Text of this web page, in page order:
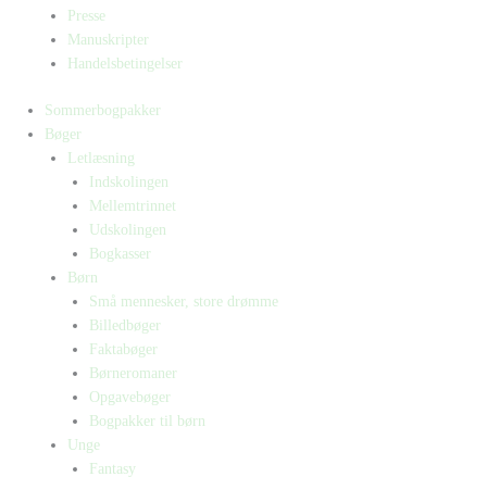
Presse
Manuskripter
Handelsbetingelser
Sommerbogpakker
Bøger
Letlæsning
Indskolingen
Mellemtrinnet
Udskolingen
Bogkasser
Børn
Små mennesker, store drømme
Billedbøger
Faktabøger
Børneromaner
Opgavebøger
Bogpakker til børn
Unge
Fantasy